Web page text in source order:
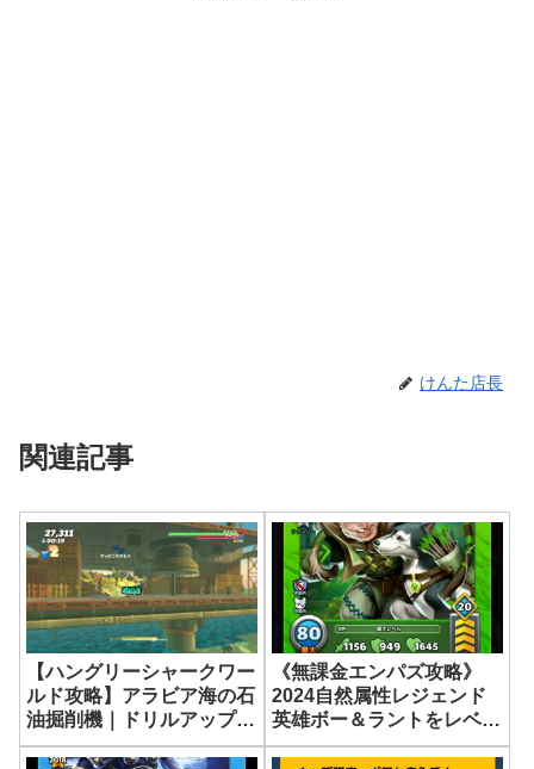
けんた店長
関連記事
【ハングリーシャークワー
ルド攻略】アラビア海の石
油掘削機｜ドリルアップミ
ッション
《無課金エンパズ攻略》
2024自然属性レジェンド
英雄ボー＆ラントをレベル
80＆アビリティグリッド